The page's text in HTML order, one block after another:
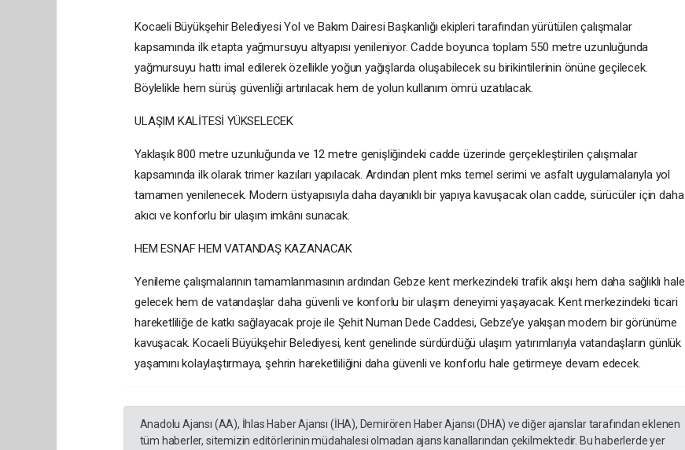
Kocaeli Büyükşehir Belediyesi Yol ve Bakım Dairesi Başkanlığı ekipleri tarafından yürütülen çalışmalar
kapsamında ilk etapta yağmursuyu altyapısı yenileniyor. Cadde boyunca toplam 550 metre uzunluğunda
yağmursuyu hattı imal edilerek özellikle yoğun yağışlarda oluşabilecek su birikintilerinin önüne geçilecek.
Böylelikle hem sürüş güvenliği artırılacak hem de yolun kullanım ömrü uzatılacak.
ULAŞIM KALİTESİ YÜKSELECEK
Yaklaşık 800 metre uzunluğunda ve 12 metre genişliğindeki cadde üzerinde gerçekleştirilen çalışmalar
kapsamında ilk olarak trimer kazıları yapılacak. Ardından plent mks temel serimi ve asfalt uygulamalarıyla yol
tamamen yenilenecek. Modern üstyapısıyla daha dayanıklı bir yapıya kavuşacak olan cadde, sürücüler için daha
akıcı ve konforlu bir ulaşım imkânı sunacak.
HEM ESNAF HEM VATANDAŞ KAZANACAK
Yenileme çalışmalarının tamamlanmasının ardından Gebze kent merkezindeki trafik akışı hem daha sağlıklı hale
gelecek hem de vatandaşlar daha güvenli ve konforlu bir ulaşım deneyimi yaşayacak. Kent merkezindeki ticari
hareketliliğe de katkı sağlayacak proje ile Şehit Numan Dede Caddesi, Gebze’ye yakışan modern bir görünüme
kavuşacak. Kocaeli Büyükşehir Belediyesi, kent genelinde sürdürdüğü ulaşım yatırımlarıyla vatandaşların günlük
yaşamını kolaylaştırmaya, şehrin hareketliliğini daha güvenli ve konforlu hale getirmeye devam edecek.
Anadolu Ajansı (AA), İhlas Haber Ajansı (İHA), Demirören Haber Ajansı (DHA) ve diğer ajanslar tarafından eklenen
tüm haberler, sitemizin editörlerinin müdahalesi olmadan ajans kanallarından çekilmektedir. Bu haberlerde yer